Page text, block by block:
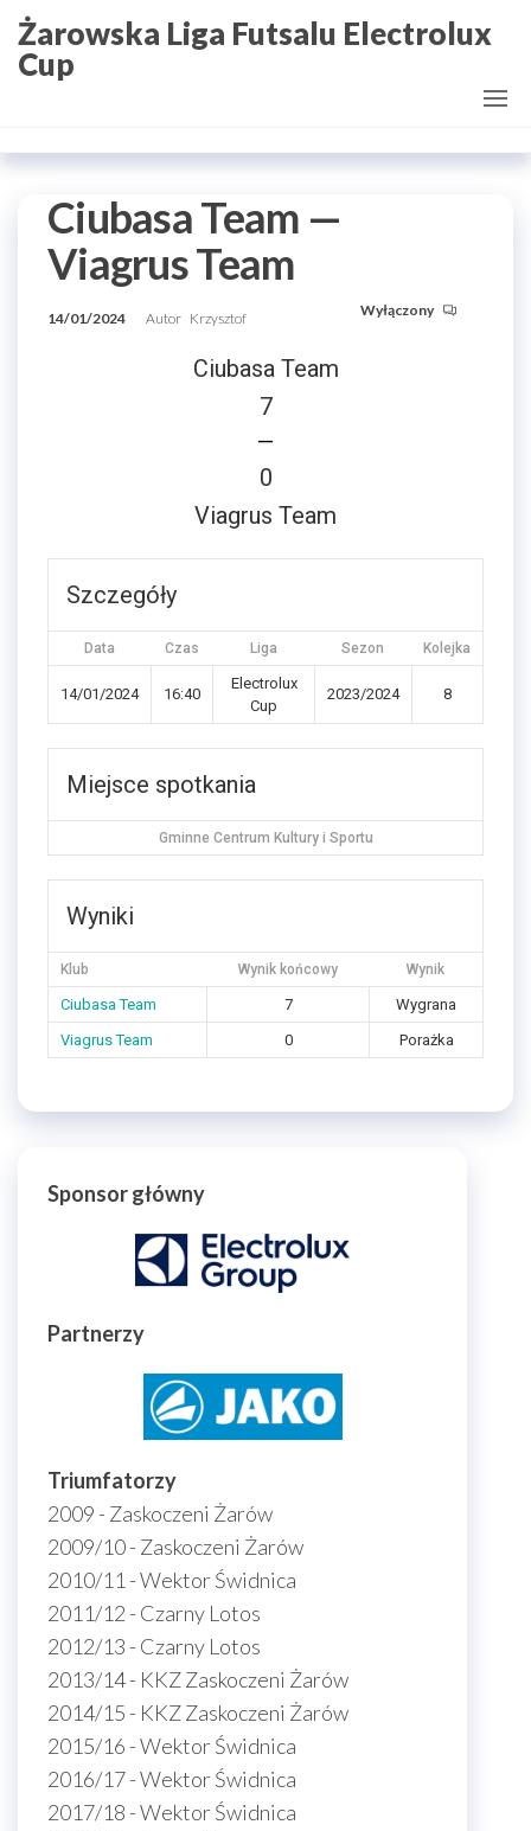
Przejdź
do
treści
Żarowska Liga Futsalu Electrolux
Cup
Ciubasa Team —
Viagrus Team
14/01/2024 Autor Krzysztof Wyłączony
Ciubasa Team
7
—
0
Viagrus Team
Szczegóły
Data Czas Liga Sezon Kolejka
14/01/2024 16:40
Electrolux
Cup
2023/2024 8
Miejsce spotkania
Gminne Centrum Kultury i Sportu
Wyniki
Klub Wynik końcowy Wynik
Ciubasa Team 7
Wygrana
Viagrus Team
0 Porażka
Sponsor główny
Partnerzy
Triumfatorzy
2009 - Zaskoczeni Żarów
2009/10 - Zaskoczeni Żarów
2010/11 - Wektor Świdnica
2011/12 - Czarny Lotos
2012/13 - Czarny Lotos
2013/14 - KKZ Zaskoczeni Żarów
2014/15 - KKZ Zaskoczeni Żarów
2015/16 - Wektor Świdnica
2016/17 - Wektor Świdnica
2017/18 - Wektor Świdnica